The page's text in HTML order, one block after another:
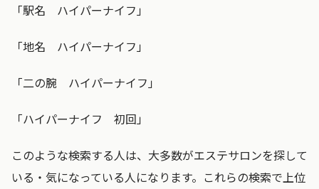
「駅名 ハイパーナイフ」
「地名 ハイパーナイフ」
「二の腕 ハイパーナイフ」
「ハイパーナイフ 初回」
このような検索する人は、大多数がエステサロンを探して
いる・気になっている人になります。これらの検索で上位